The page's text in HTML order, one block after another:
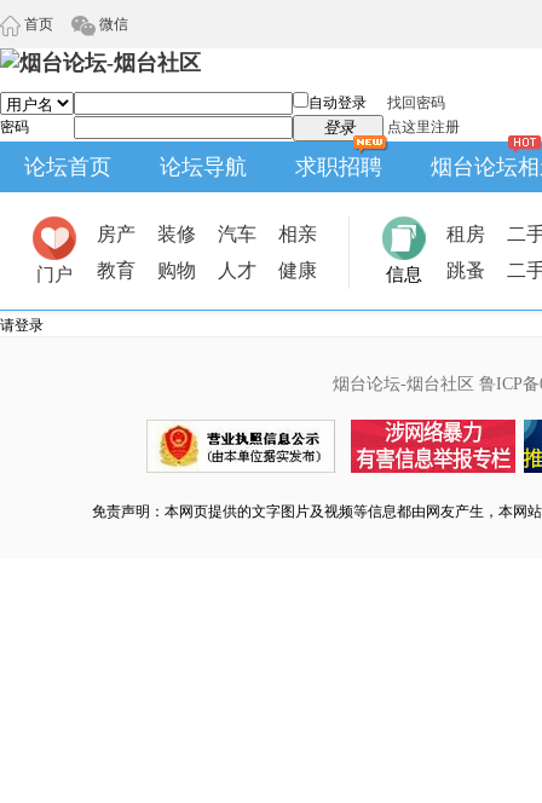
首页 微信
自动登录
找回密码
密码
登录 点这里注册
论坛首页 论坛导航 求职招聘 烟台论坛
门户
房产 装修 汽车
相亲
教育
购物 人才 健康 信息
租房
二
跳蚤
二
请登录
烟台论坛-烟台社区 鲁ICP备
免责声明：本网页提供的文字图片及视频等信息都由网友产生，本网